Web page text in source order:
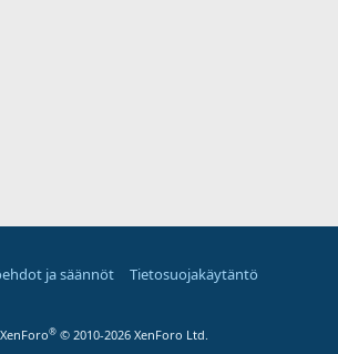
ja säännöt
Tietosuojakäytäntö
® © 2010-2026 XenForo Ltd.